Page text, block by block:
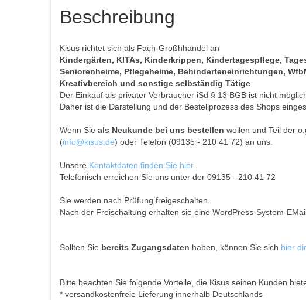
Beschreibung
Kisus richtet sich als Fach-Großhhandel an
Kindergärten, KITAs, Kinderkrippen, Kindertagespflege,
Seniorenheime, Pflegeheime, Behinderteneinrichtungen,
Kreativbereich und sonstige selbständig Tätige
Der Einkauf als privater Verbraucher iSd § 13 BGB ist nicht
Daher ist die Darstellung und der Bestellprozess des Shops
Wenn Sie als Neukunde bei uns bestellen wollen und Teil der
(info@kisus.de) oder Telefon (09135 - 210 41 72) an uns.
Unsere Kontaktdaten finden Sie hier.
Telefonisch erreichen Sie uns unter der 09135 - 210 41 72
Sie werden nach Prüfung freigeschalten.
Nach der Freischaltung erhalten sie eine WordPress-System-
Sollten Sie bereits Zugangsdaten haben, können Sie sich hier
Bitte beachten Sie folgende Vorteile, die Kisus seinen Kunden
* versandkostenfreie Lieferung innerhalb Deutschlands